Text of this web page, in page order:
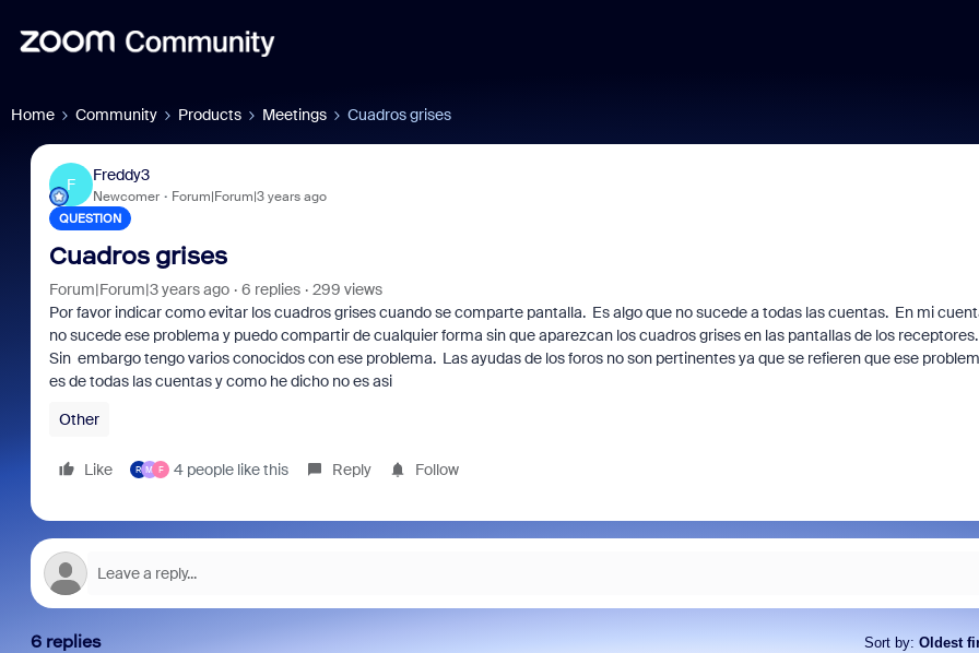
Home Community Products Meetings Cuadros grises
F
Freddy3
Newcomer Forum|Forum|3 years ago
QUESTION
Cuadros grises
Forum|Forum|3 years ago 6 replies
299 views
Por favor indicar como evitar los cuadros grises cuando se comparte pantalla. Es algo que no sucede a todas las cuentas. En mi
no sucede ese problema y puedo compartir de cualquier forma sin que aparezcan los cuadros grises en las pantallas de los receptores.
Sin embargo tengo varios conocidos con ese problema. Las ayudas de los foros no son pertinentes ya que se refieren que ese
es de todas las cuentas y como he dicho no es asi
Other
Like R M F 4 people like this Reply Follow
6 replies Sort by: Oldest